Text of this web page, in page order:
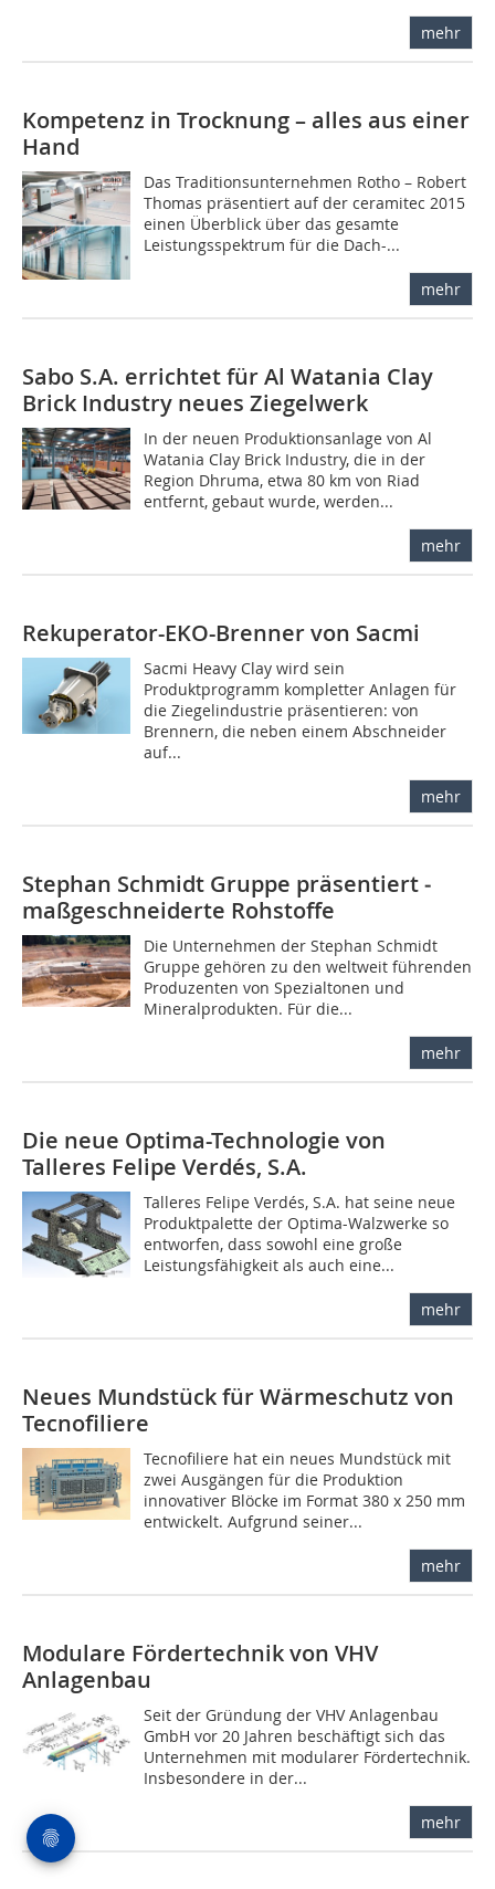
mehr
Kompetenz in Trocknung – alles aus einer
Hand
Das Traditionsunternehmen Rotho – Robert
­Thomas präsentiert auf der ceramitec 2015
einen Überblick über das gesamte
Leistungsspektrum für die Dach-...
mehr
Sabo S.A. errichtet für Al Watania Clay
Brick Industry neues Ziegelwerk
In der neuen Produktionsanlage von Al
Watania Clay Brick Industry, die in der
Region Dhruma, etwa 80 km von Riad
entfernt, gebaut wurde, werden...
mehr
Rekuperator-EKO-Brenner von Sacmi
Sacmi Heavy Clay wird sein
Produktprogramm kompletter Anlagen für
die Ziegelindustrie präsentieren: von
Brennern, die ­neben einem Abschneider
auf...
mehr
Stephan Schmidt Gruppe präsentiert ­
maßgeschneiderte Rohstoffe
Die Unternehmen der Stephan Schmidt
Gruppe gehören zu den weltweit führenden
Produzenten von Spezialtonen und
Mineralprodukten. Für die...
mehr
Die neue Optima-Technologie von
Talleres Felipe Verdés, S.A.
Talleres Felipe Verdés, S.A. hat seine neue
Produktpalette der Optima-Walzwerke so
entworfen, dass sowohl eine große
Leistungsfähigkeit als auch eine...
mehr
Neues Mundstück für Wärmeschutz von
Tecnofiliere
Tecnofiliere hat ein neues Mundstück mit
zwei Ausgängen für die Produktion
innovativer Blöcke im Format 380 x 250 mm
entwickelt. Aufgrund seiner...
mehr
Modulare Fördertechnik von VHV
Anlagenbau
Seit der Gründung der VHV Anlagenbau
GmbH vor 20 Jahren beschäftigt sich das
Unternehmen mit modularer Fördertechnik.
Insbesondere in der...
mehr